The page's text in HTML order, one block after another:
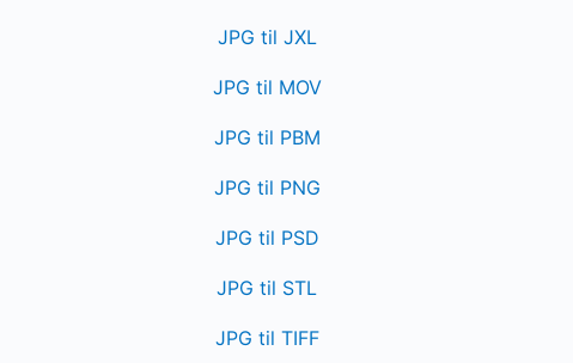
JPG til JXL
JPG til MOV
JPG til PBM
JPG til PNG
JPG til PSD
JPG til STL
JPG til TIFF